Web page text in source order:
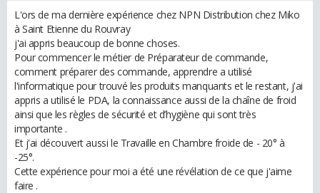
L'ors de ma dernière expérience chez NPN Distribution chez Miko
à Saint Etienne du Rouvray
j'ai appris beaucoup de bonne choses.
Pour commencer le métier de Préparateur de commande,
comment préparer des commande, apprendre a utilisé
l'informatique pour trouvé les produits manquants et le restant, j'ai
appris a utilisé le PDA, la connaissance aussi de la chaîne de froid
ainsi que les règles de sécurité et d’hygiène qui sont très
importante .
Et j'ai découvert aussi le Travaille en Chambre froide de - 20° à
-25°.
Cette expérience pour moi a été une révélation de ce que j'aime
faire .